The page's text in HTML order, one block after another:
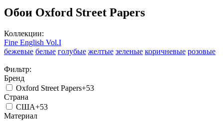
Обои Oxford Street Papers
Коллекции:
Fine English Vol.I
бежевые белые голубые желтые зеленые коричневые розовые
серые фиолетовые
с орнаментом
Фильтр:
Бренд
Oxford Street Papers+53
Страна
США+53
Материал